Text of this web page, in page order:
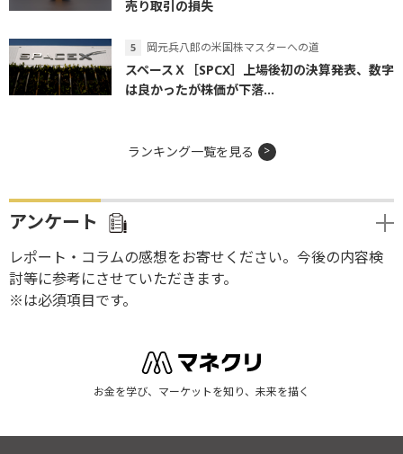
売り取引の損失
岡元兵八郎の米国株マスターへの道
スペースＸ［SPCX］上場後初の決算発表、数字
は良かったが株価が下落...
ランキング一覧を見る
アンケート
レポート・コラムの感想をお寄せください。今後の内容検
討等に参考にさせていただきます。
※は必須項目です。
お金を学び、マーケットを知り、未来を描く